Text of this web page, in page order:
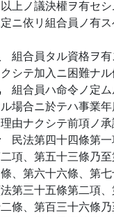
上ノ議決權ヲ有セ
ニ依リ組合員ノ有
組合員タル資格ヲ
シテ加入ニ困難ナ
組合員ハ命令ノ定
場合ニ於テハ事業
由ナクシテ前項ノ
民法第四十四條第
項、第五十三條乃
、第六十六條、第
第三十五條第二項
條、第百三十六條